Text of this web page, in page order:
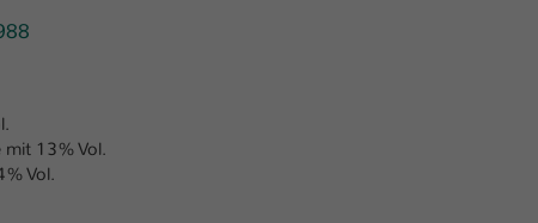
mit 13% Vol.
Vol.